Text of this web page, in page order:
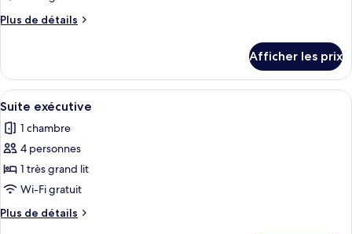
chambre :
Chambre
sur
la
mer
Plus de détails
Plus
Chambre
Deluxe,
vue
la
mer
Afficher les prix
Afficher
toutes
les
photos
pour
ce
type
de
Couette en duvet, minibar, coffre-
6
Suite exécutive
1 chambre
4 personnes
1 très grand lit
Wi-Fi gratuit
Plus de détails
Plus